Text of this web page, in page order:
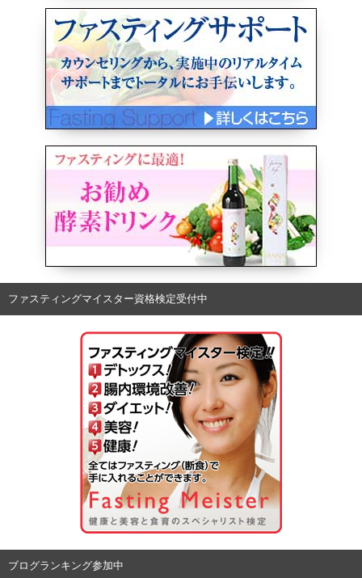
ファスティングマイスター資格検定受付中
ブログランキング参加中